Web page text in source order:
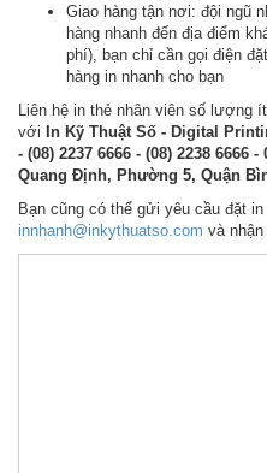
Giao hàng tận nơi: đội ngũ
hàng nhanh đến địa điểm
phí), bạn chỉ cần gọi điện
hàng in nhanh cho bạn
Liên hệ in thẻ nhân viên số lượng
với In Kỹ Thuật Số - Digital
- (08) 2237 6666 - (08) 2238 6666 -
Quang Định, Phường 5, Quận
Bạn cũng có thể gửi yêu cầu đặt
innhanh@inkythuatso.com và nhận